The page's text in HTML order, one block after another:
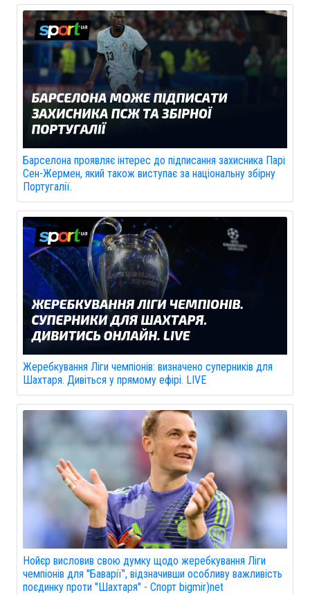
Барселона проявляє інтерес до підписання захисника Парі
Сен-Жермен, який також виступає за національну збірну
Португалії.
Жеребкування Ліги чемпіонів: визначено суперників для
Шахтаря. Дивіться у прямому ефірі. LIVE
Нойєр висловив свою думку щодо жеребкування Ліги
чемпіонів для "Баварії", відзначивши особливу важливість
поєдинку проти "Шахтаря" - Спорт bigmir)net